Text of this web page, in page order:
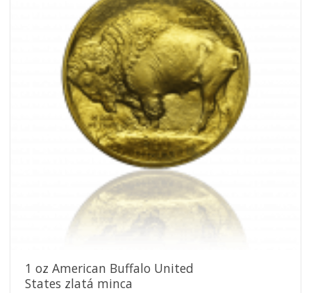
1 oz American Buffalo United
States zlatá minca